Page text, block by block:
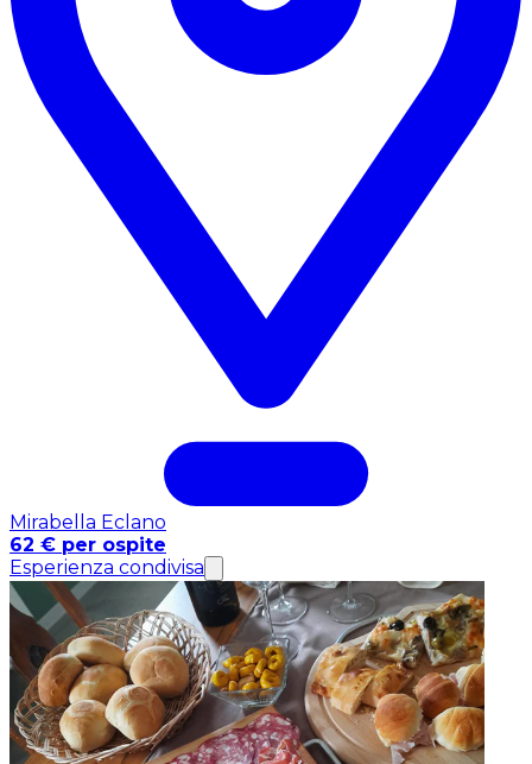
Mirabella Eclano
62 € per ospite
Esperienza condivisa